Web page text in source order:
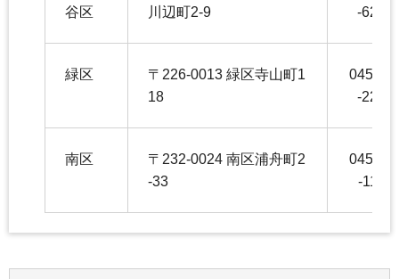
谷区 川辺町2-9 -6244
緑区
〒226-0013 緑区寺山町1
18
045-
-2264
南区
〒232-0024 南区浦舟町2
-33
045-
-1160